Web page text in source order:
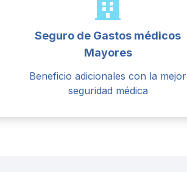
Seguro de Gastos médicos
Mayores
Beneficio adicionales con la mejor
seguridad médica